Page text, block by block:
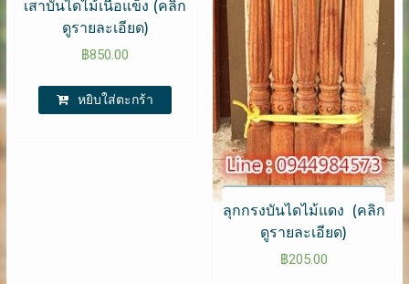
เสาบันไดไม้เนื้อแข็ง (คลิก
ดูรายละเอียด)
฿850.00
หยิบใส่ตะกร้า
ลุกกรงบันไดไม้แดง (คลิก
ดูรายละเอียด)
฿205.00